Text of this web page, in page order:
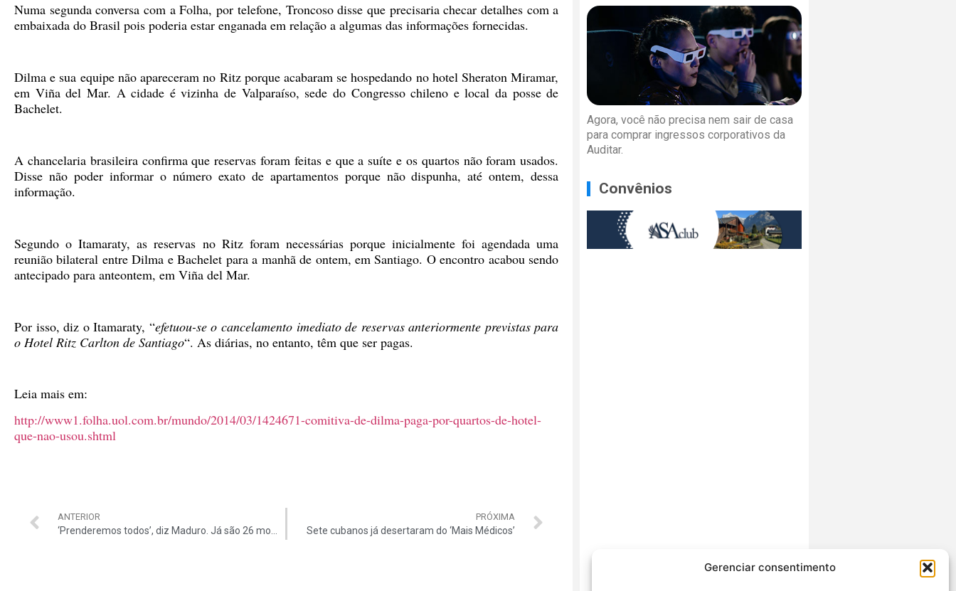
Gerenciar consentimento
Numa segunda conversa com a Folha, por telefone, Troncoso disse que precisaria checar detalhes com a
embaixada do Brasil pois poderia estar enganada em relação a algumas das informações fornecidas.
Dilma e sua equipe não apareceram no Ritz porque acabaram se hospedando no hotel Sheraton Miramar,
em Viña del Mar. A cidade é vizinha de Valparaíso, sede do Congresso chileno e local da posse de
Bachelet.
A chancelaria brasileira confirma que reservas foram feitas e que a suíte e os quartos não foram usados.
Disse não poder informar o número exato de apartamentos porque não dispunha, até ontem, dessa
informação.
Segundo o Itamaraty, as reservas no Ritz foram necessárias porque inicialmente foi agendada uma
reunião bilateral entre Dilma e Bachelet para a manhã de ontem, em Santiago. O encontro acabou sendo
antecipado para anteontem, em Viña del Mar.
Por isso, diz o Itamaraty, “efetuou-se o cancelamento imediato de reservas anteriormente previstas para
o Hotel Ritz Carlton de Santiago“. As diárias, no entanto, têm que ser pagas.
Leia mais em:
http://www1.folha.uol.com.br/mundo/2014/03/1424671-comitiva-de-dilma-paga-por-quartos-de-hotel-
que-nao-usou.shtml
ANTERIOR PRÓXIMA
Sete cubanos já desertaram do ‘Mais Médicos’
Agora, você não precisa nem sair de casa
para comprar ingressos corporativos da
Auditar.
Convênios